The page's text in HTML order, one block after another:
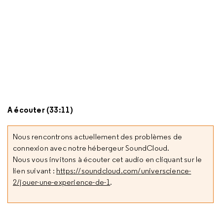
A écouter (33:11)
Nous rencontrons actuellement des problèmes de
connexion avec notre hébergeur SoundCloud.
Nous vous invitons à écouter cet audio en cliquant sur le
lien suivant : https://soundcloud.com/universcience-
2/jouer-une-experience-de-1.